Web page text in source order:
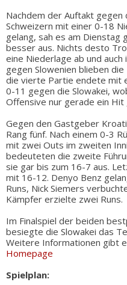
Nachdem der Auftakt gegen
Schweizern mit einer 0-18
gelang, sah es am Dienstag
besser aus. Nichts desto
eine Niederlage ab und
gegen Slowenien blieben die
die vierte Partie endete mit
0-11 gegen die Slowakei,
Offensive nur gerade ein Hit
Gegen den Gastgeber
Rang fünf. Nach einem 0-3
mit zwei Outs im zweiten
bedeuteten die zweite
sie gar bis zum 16-7 aus.
mit 16-12. Denyo Benz
Runs, Nick Siemers
Kämpfer erzielte zwei Runs.
Im Finalspiel der beiden
besiegte die Slowakei das
Weitere Informationen gibt
Homepage
Spielplan: